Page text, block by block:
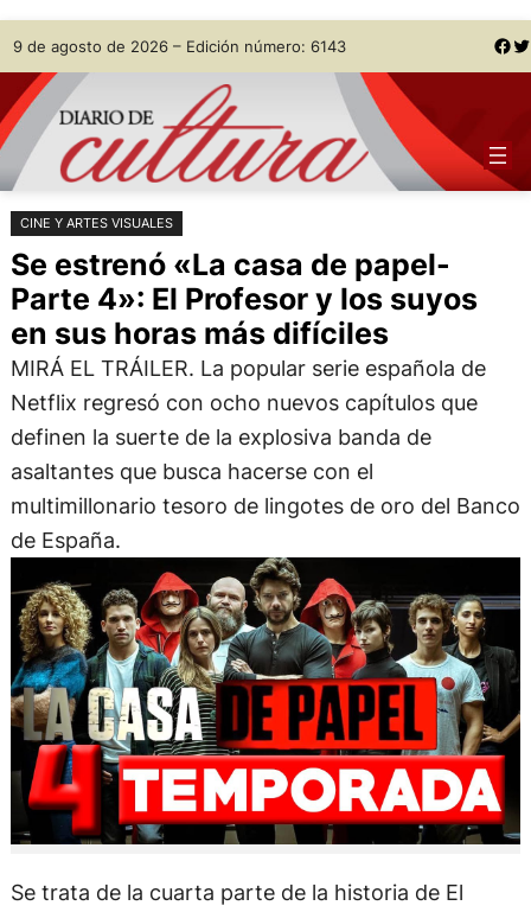
Saltar
al
contenido
Skip
to
content
9 de agosto de 2026 – Edición número: 6143 Facebook Twitter
CINE Y ARTES VISUALES
Se estrenó «La casa de papel-
Parte 4»: El Profesor y los suyos
en sus horas más difíciles
MIRÁ EL TRÁILER. La popular serie española de
Netflix regresó con ocho nuevos capítulos que
definen la suerte de la explosiva banda de
asaltantes que busca hacerse con el
multimillonario tesoro de lingotes de oro del Banco
de España.
Se trata de la cuarta parte de la historia de El